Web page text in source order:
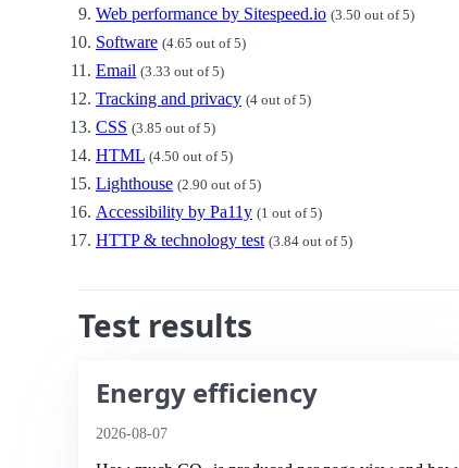
Web performance by Sitespeed.io (3.50 out of 5)
Software (4.65 out of 5)
Email (3.33 out of 5)
Tracking and privacy (4 out of 5)
CSS (3.85 out of 5)
HTML (4.50 out of 5)
Lighthouse (2.90 out of 5)
Accessibility by Pa11y (1 out of 5)
HTTP & technology test (3.84 out of 5)
Test results
Energy efficiency
2026-08-07